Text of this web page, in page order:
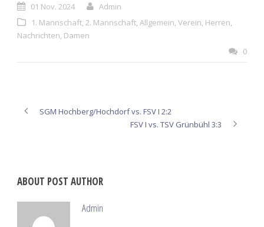
01 Nov. 2024
Admin
1. Mannschaft, 2. Mannschaft, Allgemein, Verein, Herren,
Nachrichten, Damen
0
SGM Hochberg/Hochdorf vs. FSV I 2:2
FSV I vs. TSV Grünbühl 3:3
ABOUT POST AUTHOR
Admin